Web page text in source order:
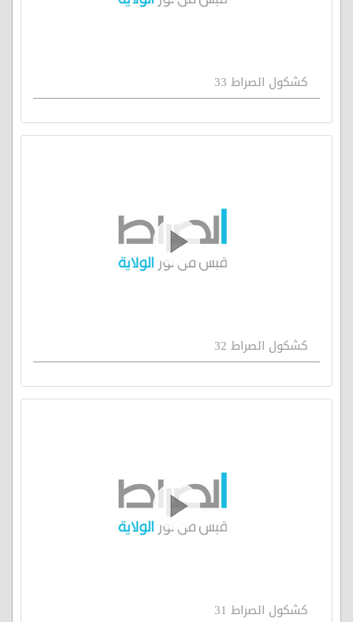
كشكول الصراط 33
كشكول الصراط 32
كشكول الصراط 31